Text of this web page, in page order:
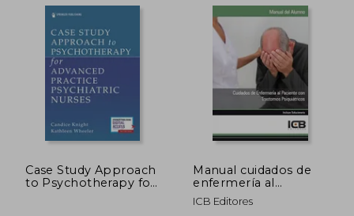
Case Study Approach
to Psychotherapy for
Manual cuidados de
enfermería al
paciente con
trastornos
ICB Editores